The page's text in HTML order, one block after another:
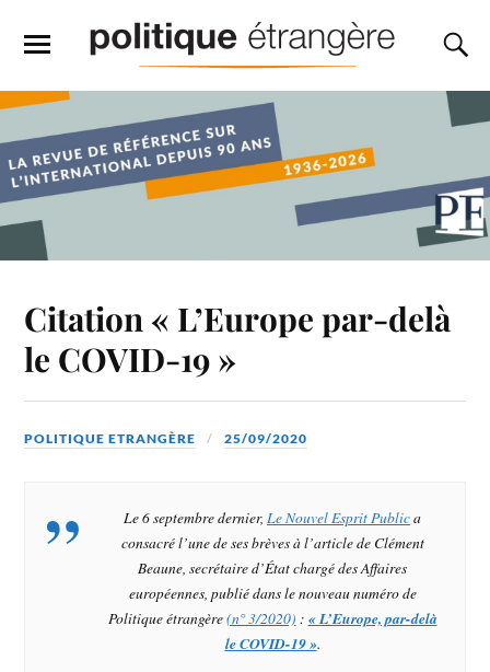
Citation « L’Europe par-delà
le COVID-19 »
POLITIQUE ETRANGÈRE 25/09/2020
Le 6 septembre dernier, Le Nouvel Esprit Publica
consacré l’une de ses brèves à l’article de Clément
Beaune, secrétaire d’État chargé des Affaires
européennes, publié dans le nouveau numéro de
Politique étrangère(n° 3/2020) : « L’Europe, par-delà
le COVID-19 ».